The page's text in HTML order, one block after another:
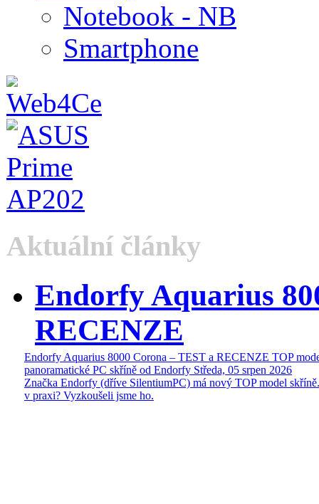
Notebook - NB
Smartphone
Aktuální články
Endorfy Aquarius
RECENZE
Endorfy Aquarius 8000 Corona – TEST a RECENZE TOP
panoramatické PC skříně od Endorfy Středa, 05 srpen 2026
Značka Endorfy (dříve SilentiumPC) má nový TOP model
v praxi? Vyzkoušeli jsme ho.